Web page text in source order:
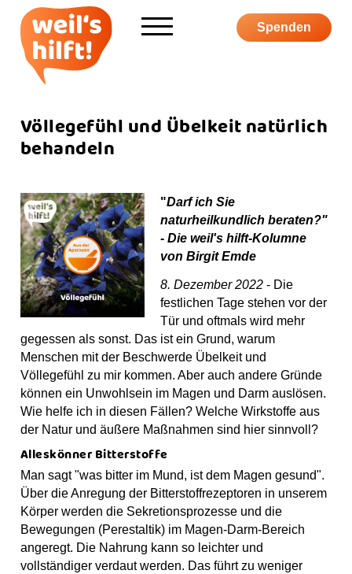
Spenden
Informieren
Aktiv werden
S
u
c
h
e
F
a
c
e
b
o
o
k
a
g
r
a
m
Y
o
u
T
u
b
e
P
o
d
c
a
s
t
S
h
o
p
Völlegefühl und Übelkeit natürlich
behandeln
"Darf ich Sie
naturheilkundlich beraten?"
- Die weil's hilft-Kolumne
von Birgit Emde
8. Dezember 2022- Die
festlichen Tage stehen vor der
Tür und oftmals wird mehr
gegessen als sonst. Das ist ein Grund, warum
Menschen mit der Beschwerde Übelkeit und
Völlegefühl zu mir kommen. Aber auch andere Gründe
können ein Unwohlsein im Magen und Darm auslösen.
Wie helfe ich in diesen Fällen? Welche Wirkstoffe aus
der Natur und äußere Maßnahmen sind hier sinnvoll?
Alleskönner Bitterstoffe
Man sagt "was bitter im Mund, ist dem Magen gesund".
Über die Anregung der Bitterstoffrezeptoren in unserem
Körper werden die Sekretionsprozesse und die
Bewegungen (Perestaltik) im Magen-Darm-Bereich
angeregt. Die Nahrung kann so leichter und
vollständiger verdaut werden. Das führt zu weniger